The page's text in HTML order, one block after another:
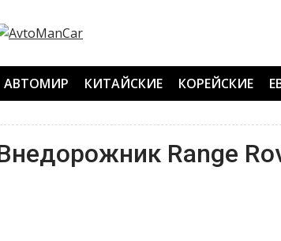
АВТОМИР КИТАЙСКИЕ КОРЕЙСКИЕ
Range